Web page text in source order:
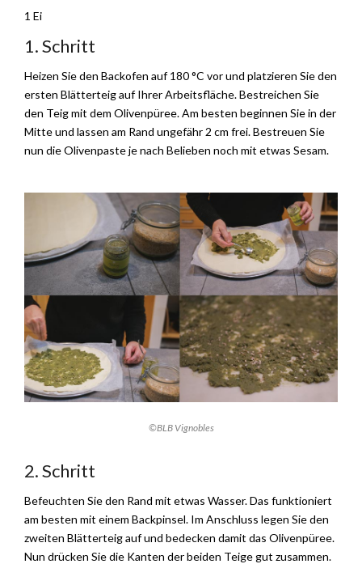
1 Ei
1. Schritt
Heizen Sie den Backofen auf 180 °C vor und platzieren Sie den
ersten Blätterteig auf Ihrer Arbeitsfläche. Bestreichen Sie
den Teig mit dem Olivenpüree. Am besten beginnen Sie in der
Mitte und lassen am Rand ungefähr 2 cm frei. Bestreuen Sie
nun die Olivenpaste je nach Belieben noch mit etwas Sesam.
©BLB Vignobles
2. Schritt
Befeuchten Sie den Rand mit etwas Wasser. Das funktioniert
am besten mit einem Backpinsel. Im Anschluss legen Sie den
zweiten Blätterteig auf und bedecken damit das Olivenpüree.
Nun drücken Sie die Kanten der beiden Teige gut zusammen.